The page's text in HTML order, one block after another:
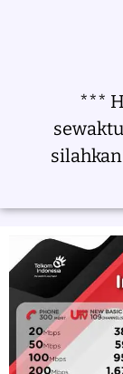
***